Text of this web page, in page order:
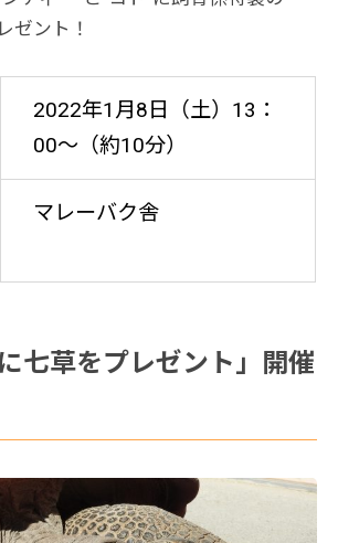
ゼント！
2022年1月8日（土）13：
00～（約10分）
マレーバク舎
七草をプレゼント」開催